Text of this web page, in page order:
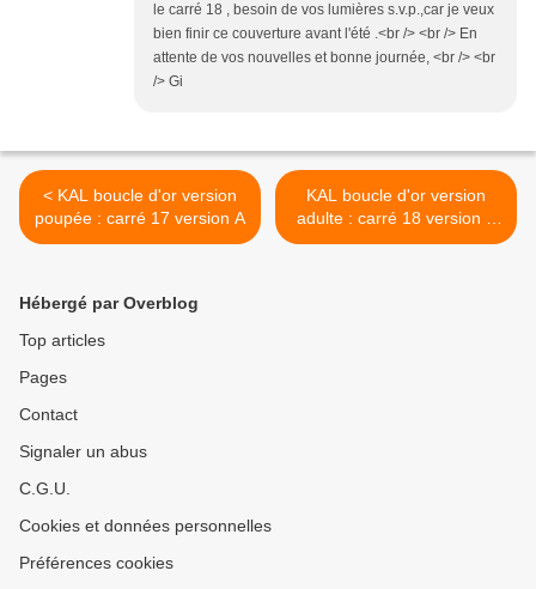
le carré 18 , besoin de vos lumières s.v.p.,car je veux
bien finir ce couverture avant l'été .<br /> <br /> En
attente de vos nouvelles et bonne journée, <br /> <br
/> Gi
< KAL boucle d'or version
poupée : carré 17 version A
KAL boucle d'or version
adulte : carré 18 version A
>
Hébergé par Overblog
Top articles
Pages
Contact
Signaler un abus
C.G.U.
Cookies et données personnelles
Préférences cookies